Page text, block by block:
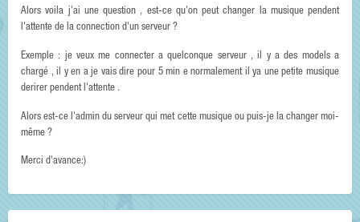
Alors voila j'ai une question , est-ce qu'on peut changer la musique pendent
l'attente de la connection d'un serveur ?
Exemple : je veux me connecter a quelconque serveur , il y a des models a
chargé , il y en a je vais dire pour 5 min e normalement il ya une petite musique
derirer pendent l'attente .
Alors est-ce l'admin du serveur qui met cette musique ou puis-je la changer moi-
même ?
Merci d'avance:)